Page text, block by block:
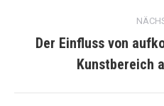
Der Einfluss von
Kunstbereich